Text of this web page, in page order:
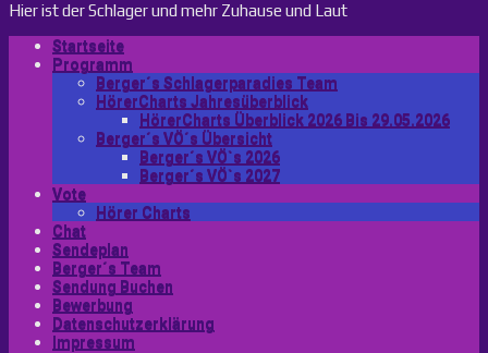
Hier ist der Schlager und mehr Zuhause und Laut
Startseite
Programm
Berger´s Schlagerparadies Team
HörerCharts Jahresüberblick
HörerCharts Überblick 2026 Bis 29.05.2026
Berger´s VÖ´s Übersicht
Berger´s VÖ`s 2026
Berger´s VÖ`s 2027
Vote
Hörer Charts
Chat
Sendeplan
Berger´s Team
Sendung Buchen
Bewerbung
Datenschutzerklärung
Impressum